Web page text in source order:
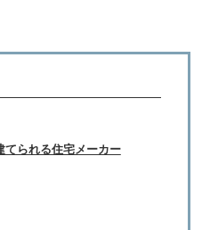
てられる住宅メーカー